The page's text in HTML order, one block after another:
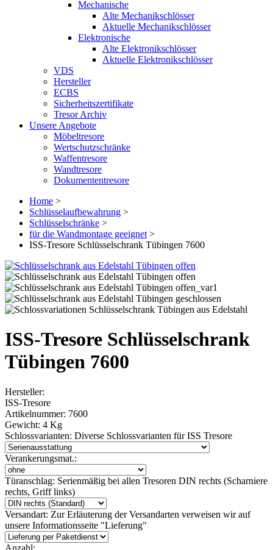
Mechanische
Alte Mechanikschlösser
Aktuelle Mechanikschlösser
Elektronische
Alte Elektronikschlösser
Aktuelle Elektronikschlösser
VDS
Hersteller
ECBS
Sicherheitszertifikate
Tresor Archiv
Unsere Angebote
Möbeltresore
Wertschutzschränke
Waffentresore
Wandtresore
Dokumententresore
Home >
Schlüsselaufbewahrung >
Schlüsselschränke >
für die Wandmontage geeignet >
ISS-Tresore Schlüsselschrank Tübingen 7600
ISS-Tresore Schlüsselschrank
Tübingen 7600
Hersteller:
ISS-Tresore
Artikelnummer: 7600
Gewicht: 4 Kg
Schlossvarianten: Diverse Schlossvarianten für ISS Tresore
Verankerungsmat.:
Türanschlag: Serienmäßig bei allen Tresoren DIN rechts (Scharniere
rechts, Griff links)
Versandart: Zur Erläuterung der Versandarten verweisen wir auf
unsere Informationsseite "Lieferung"
Anzahl: